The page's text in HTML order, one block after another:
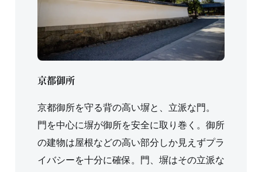
京都御所
京都御所を守る背の高い塀と、立派な門。
門を中心に塀が御所を安全に取り巻く。御所
の建物は屋根などの高い部分しか見えずプラ
イバシーを十分に確保。門、塀はその立派な